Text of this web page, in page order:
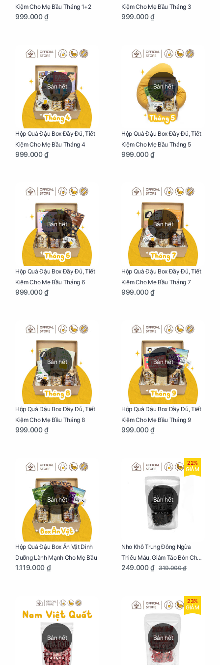
Kiệm Cho Mẹ Bầu Tháng 1+2
999.000 ₫
Kiệm Cho Mẹ Bầu Tháng 3
999.000 ₫
Bán hết
Hộp Quà Đậu Box Đầy Đủ, Tiết
Kiệm Cho Mẹ Bầu Tháng 4
999.000 ₫
Bán hết
Hộp Quà Đậu Box Đầy Đủ, Tiết
Kiệm Cho Mẹ Bầu Tháng 5
999.000 ₫
Bán hết
Hộp Quà Đậu Box Đầy Đủ, Tiết
Kiệm Cho Mẹ Bầu Tháng 6
999.000 ₫
Bán hết
Hộp Quà Đậu Box Đầy Đủ, Tiết
Kiệm Cho Mẹ Bầu Tháng 7
999.000 ₫
Bán hết
Hộp Quà Đậu Box Đầy Đủ, Tiết
Kiệm Cho Mẹ Bầu Tháng 8
999.000 ₫
Bán hết
Hộp Quà Đậu Box Đầy Đủ, Tiết
Kiệm Cho Mẹ Bầu Tháng 9
999.000 ₫
Bán hết
Hộp Quà Đậu Box Ăn Vặt Dinh
Dưỡng Lành Mạnh Cho Mẹ Bầu
1.119.000 ₫
Bán hết
22%
GIẢM
Nho Khô Trung Đông Ngừa
Thiếu Máu, Giảm Táo Bón Cho
Mẹ Bầu Túi 250g
249.000 ₫ 319.000 ₫
Bán hết Bán hết
23%
GIẢM